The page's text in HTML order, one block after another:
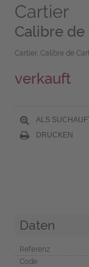
Cartier
Calibre de
Cartier, Calibre de
verkauft
ALS
DRUCKEN
Daten
Referenz
Code